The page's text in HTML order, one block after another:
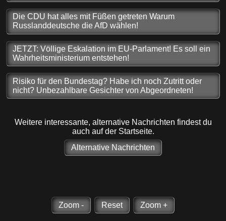
Die CDU hat alles mit Füßen getreten Warum
Russlanddeutsche die AfD wählen!
JETZT: Völlige Eskalation im EU-Parlament! Es soll ein
Wahrheitsministerium entstehen!
Risiko für den Bundestag? Habe ich noch Zutritt oder
nicht? Unbezahlbare Gesichter von Abgeordneten!
Weitere interessante, alternative Nachrichten findest du
auch auf der Startseite.
Alternative Nachrichten
Zoom - Reset Zoom +